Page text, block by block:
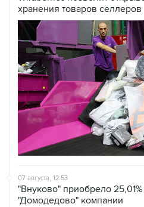
хранения товаров селлеров
07 августа, 12:53
"Внуково" приобрело
"Домодедово" компании